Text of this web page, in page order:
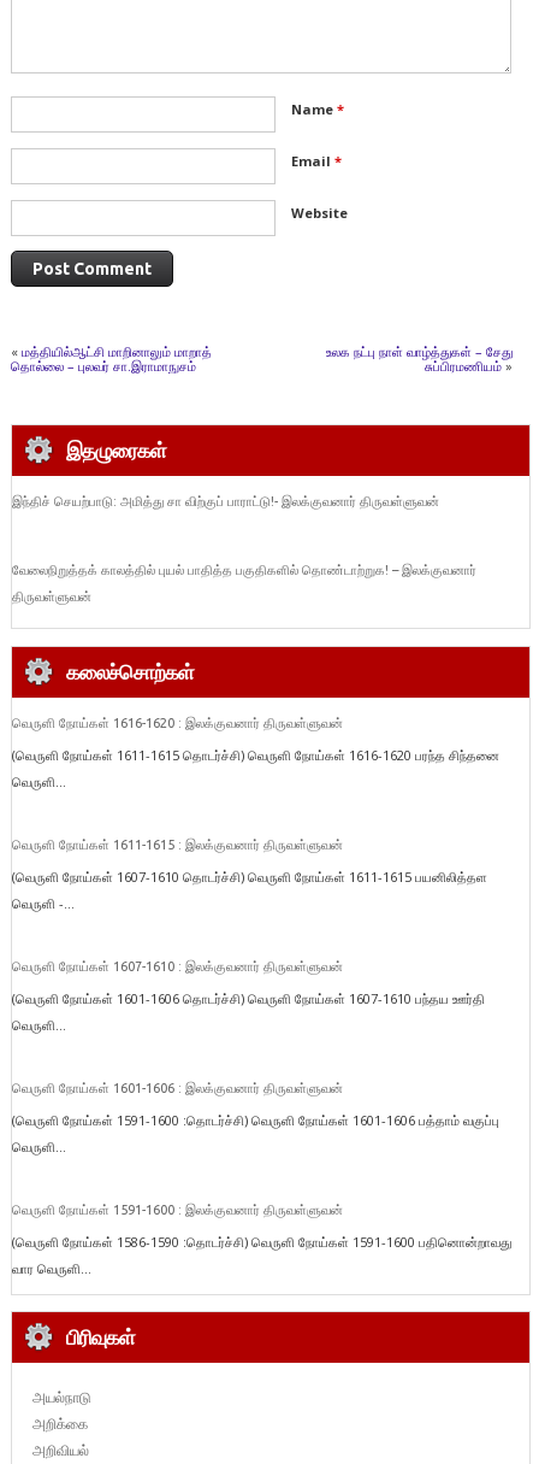
Name *
Email *
Website
« மத்தியில்ஆட்சி மாறினாலும் மாறாத்
தொல்லை – புலவர் சா.இராமாநுசம்
உலக நட்பு நாள் வாழ்த்துகள் – சேது
சுப்பிரமணியம்»
இதழுரைகள்
இந்திச் செயற்பாடு: அமித்து சா விற்குப் பாராட்டு!- இலக்குவனார் திருவள்ளுவன்
வேலைநிறுத்தக் காலத்தில் புயல் பாதித்த பகுதிகளில் தொண்டாற்றுக! – இலக்குவனார்
திருவள்ளுவன்
கலைச்சொற்கள்
வெருளி நோய்கள் 1616-1620 : இலக்குவனார் திருவள்ளுவன்
(வெருளி நோய்கள் 1611-1615 தொடர்ச்சி) வெருளி நோய்கள் 1616-1620 பரந்த சிந்தனை
வெருளி...
வெருளி நோய்கள் 1611-1615 : இலக்குவனார் திருவள்ளுவன்
(வெருளி நோய்கள் 1607-1610 தொடர்ச்சி) வெருளி நோய்கள் 1611-1615 பயனிலித்தள
வெருளி -...
வெருளி நோய்கள் 1607-1610 : இலக்குவனார் திருவள்ளுவன்
(வெருளி நோய்கள் 1601-1606 தொடர்ச்சி) வெருளி நோய்கள் 1607-1610 பந்தய ஊர்தி
வெருளி...
வெருளி நோய்கள் 1601-1606 : இலக்குவனார் திருவள்ளுவன்
(வெருளி நோய்கள் 1591-1600 :தொடர்ச்சி) வெருளி நோய்கள் 1601-1606 பத்தாம் வகுப்பு
வெருளி...
வெருளி நோய்கள் 1591-1600 : இலக்குவனார் திருவள்ளுவன்
(வெருளி நோய்கள் 1586-1590 :தொடர்ச்சி) வெருளி நோய்கள் 1591-1600 பதினொன்றாவது
வார வெருளி...
பிரிவுகள்
அயல்நாடு
அறிக்கை
அறிவியல்